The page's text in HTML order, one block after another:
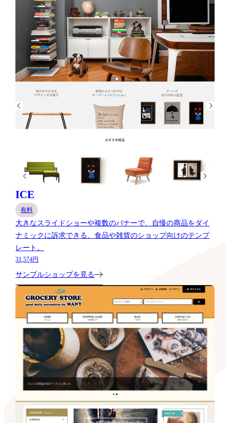
ICE
有料
大きなスライドショーや複数のバナーで、自慢の商品をダイ
ナミックに訴求できる、食品や雑貨のショップ向けのテンプ
レート。
31,574円
サンプルショップを見る